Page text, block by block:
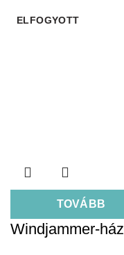
ELFOGYOTT
TOVÁBB
Windjammer-ház